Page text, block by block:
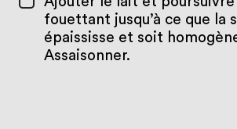
fouettant jusqu’à ce que la
épaississe et soit
Assaisonner.